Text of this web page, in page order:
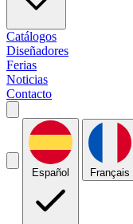
Catálogos
Diseñadores
Ferias
Noticias
Contacto
Español Français